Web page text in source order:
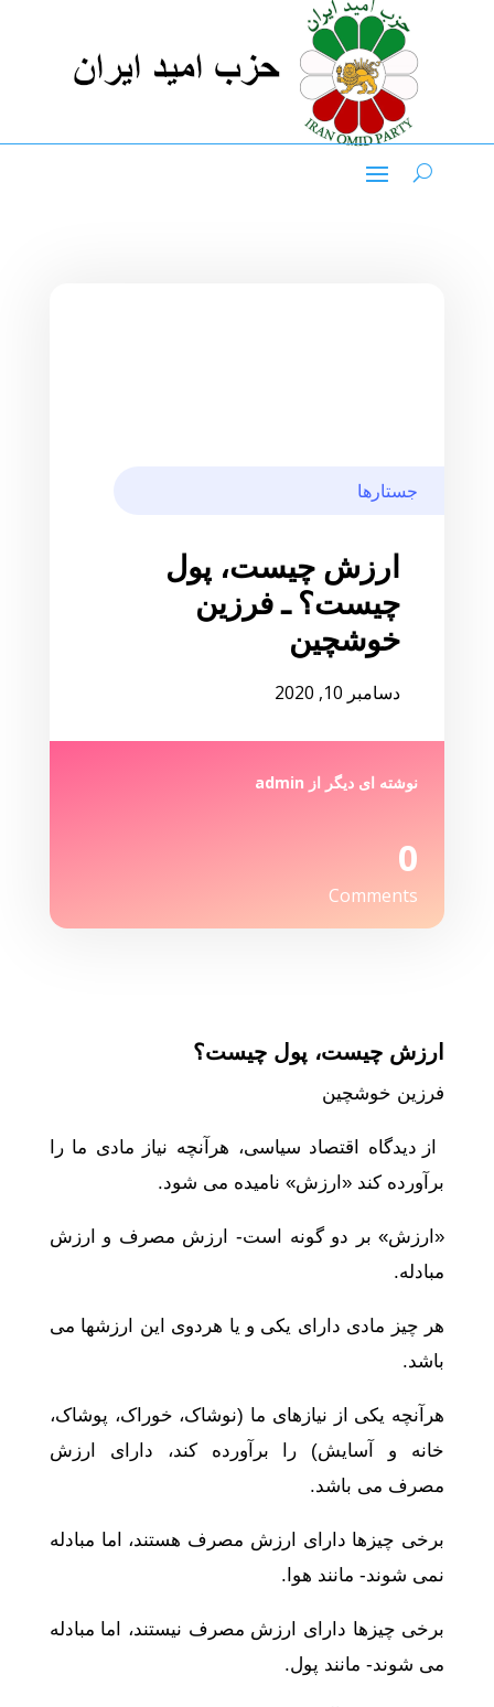
جستارها
ارزش چیست، پول
چیست؟ ـ فرزین
خوشچین
دسامبر 10, 2020
نوشته ای دیگر از admin
0
Comments
ارزش چیست، پول چیست؟
فرزین خوشچین
از دیدگاه اقتصاد سیاسی، هرآنچه نیاز مادی ما را
برآورده کند «ارزش» نامیده می شود.
«ارزش» بر دو گونه است- ارزش مصرف و ارزش
مبادله.
هر چیز مادی دارای یکی و یا هردوی این ارزشها می
باشد.
هرآنچه یکی از نیازهای ما (نوشاک، خوراک، پوشاک،
خانه و آسایش) را برآورده کند، دارای ارزش
مصرف می باشد.
برخی چیزها دارای ارزش مصرف هستند، اما مبادله
نمی شوند- مانند هوا.
برخی چیزها دارای ارزش مصرف نیستند، اما مبادله
می شوند- مانند پول.